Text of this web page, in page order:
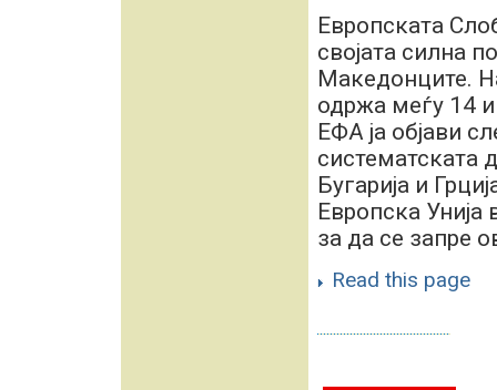
Европската
својата силна
Македонците.
одржа меѓу 14
ЕФА ја објави
систематската
Бугарија и
Европска Унија
за да се запре
Read this page